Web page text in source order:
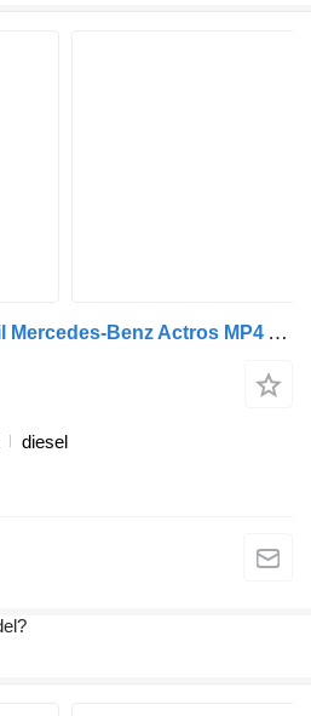
A9608200639 forlygte til Mercedes-Benz Actros MP4 Antos Arocs (2012-) trækker
diesel